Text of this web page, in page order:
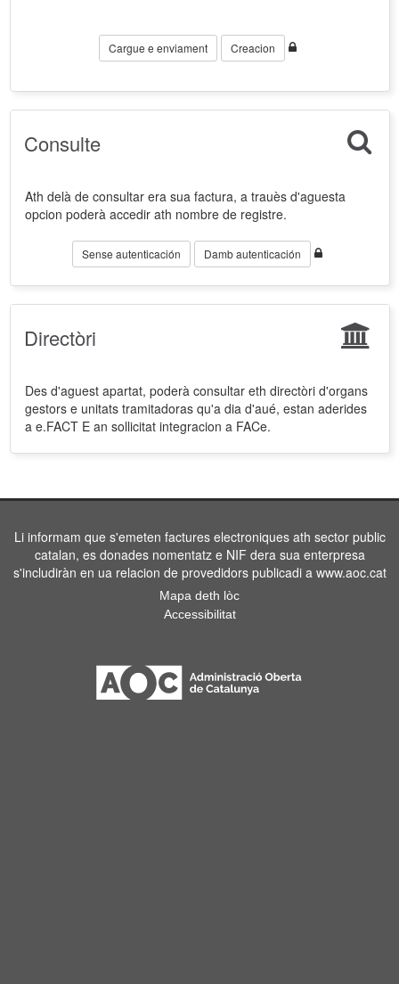
Cargue e enviament Creacion
Consulte
Ath delà de consultar era sua factura, a trauès d'aguesta
opcion poderà accedir ath nombre de registre.
Sense autenticación Damb autenticación
Directòri
Des d'aguest apartat, poderà consultar eth directòri d'organs
gestors e unitats tramitadoras qu'a dia d'aué, estan aderides
a e.FACT E an sollicitat integracion a FACe.
Li informam que s'emeten factures electroniques ath sector public
catalan, es donades nomentatz e NIF dera sua enterpresa
s'includiràn en ua relacion de provedidors publicadi a www.aoc.cat
Mapa deth lòc
Accessibilitat